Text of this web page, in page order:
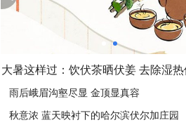
大暑这样过：饮伏茶晒伏姜 去除湿
雨后峨眉沟壑尽显 金顶显真容
秋意浓 蓝天映衬下的哈尔滨伏尔加庄园